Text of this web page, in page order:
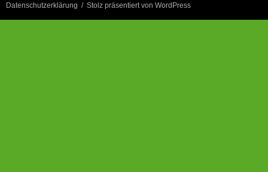
Datenschutzerklärung Stolz präsentiert von WordPress